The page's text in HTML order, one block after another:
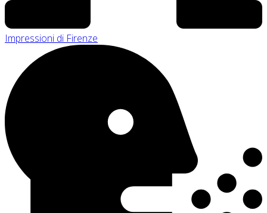
Impressioni di Firenze